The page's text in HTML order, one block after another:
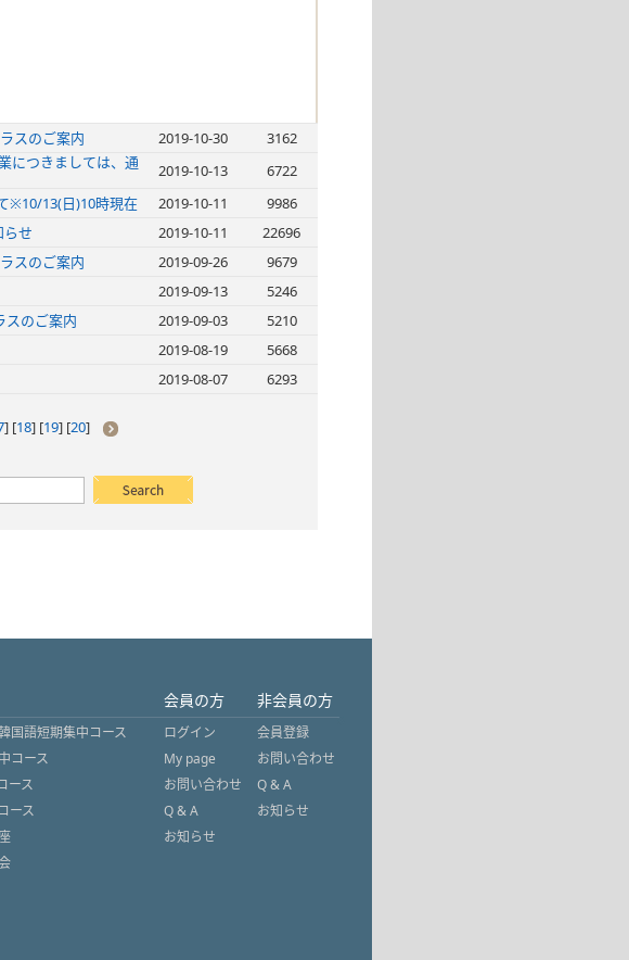
スのご案内 2019-10-30
3162
につきましては、通
2019-10-13
6722
※10/13(日)10時現在 2019-10-11
9986
らせ 2019-10-11
22696
スのご案内 2019-09-26
9679
2019-09-13
5246
スのご案内 2019-09-03
5210
2019-08-19
5668
2019-08-07 6293
] [18] [19] [20]
国語短期集中コース
コース
ース
ース
会員の方
ログイン
My page
お問い合わせ
Q & A
お知らせ
非会員の方
会員登録
お問い合わせ
Q & A
お知らせ